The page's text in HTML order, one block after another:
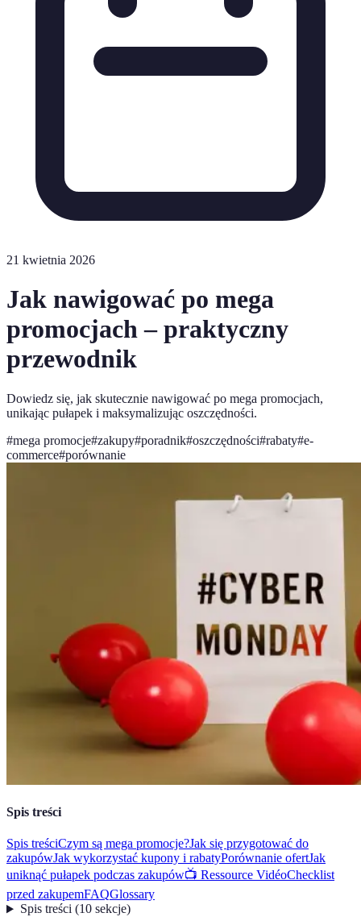
21 kwietnia 2026
Jak nawigować po mega
promocjach – praktyczny
przewodnik
Dowiedz się, jak skutecznie nawigować po mega promocjach,
unikając pułapek i maksymalizując oszczędności.
#mega promocje#zakupy#poradnik#oszczędności#rabaty#e-
commerce#porównanie
Spis treści
Spis treściCzym są mega promocje?Jak się przygotować do
zakupówJak wykorzystać kupony i rabatyPorównanie ofertJak
uniknąć pułapek podczas zakupów📺 Ressource VidéoChecklist
przed zakupemFAQGlossary
Spis treści(10 sekcje)